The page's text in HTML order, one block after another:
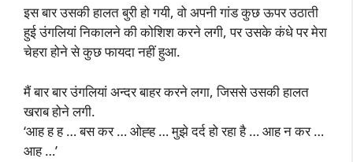
इस बार उसकी हालत बुरी हो गयी, वो अपनी गांड कुछ ऊपर उठाती
हुई उंगलियां निकालने की कोशिश करने लगी, पर उसके कंधे पर मेरा
चेहरा होने से कुछ फायदा नहीं हुआ.
मैं बार बार उंगलियां अन्दर बाहर करने लगा, जिससे उसकी हालत
खराब होने लगी.
‘आह ह ह … बस कर … ओह्ह … मुझे दर्द हो रहा है … आह न कर …
आह …’